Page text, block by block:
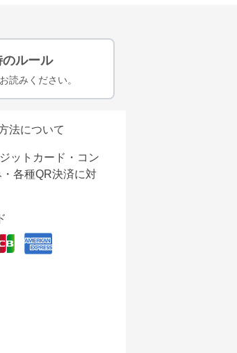
のルール
読みください。
法について
ットカード・コン
各種QR決済に対